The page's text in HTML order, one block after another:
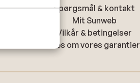
Spørgsmål & kontakt
Mit Sunweb
Vilkår & betingelser
Læs om vores garantier